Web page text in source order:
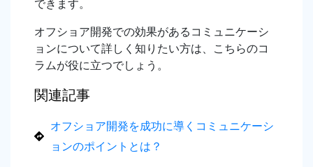
できます。
オフショア開発での効果があるコミュニケーシ
ョンについて詳しく知りたい方は、こちらのコ
ラムが役に立つでしょう。
関連記事
オフショア開発を成功に導くコミュニケーシ
ョンのポイントとは？